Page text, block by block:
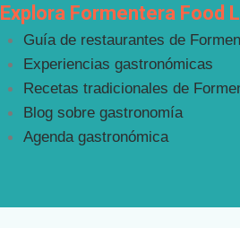
Explora Formentera Food
Guía de restaurantes de
Experiencias gastronómicas
Recetas tradicionales de
Blog sobre gastronomía
Agenda gastronómica